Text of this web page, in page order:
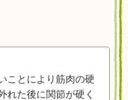
ことにより筋肉の硬
れた後に関節が硬く